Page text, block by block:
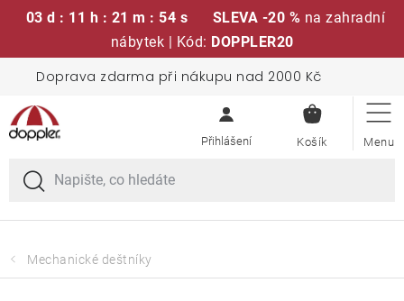
03 d : 11 h : 21 m : 54 s SLEVA -20 % na zahradní
nábytek | Kód: DOPPLER20
obsah
Doprava zdarma při nákupu nad 2000 Kč
KOŠÍK
Sedací soupravy
Slunečníky
Křesla a židle
Mechanické deštníky